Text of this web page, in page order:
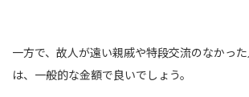
一方で、故人が遠い親戚や特段交流のなかっ
は、一般的な金額で良いでしょう。